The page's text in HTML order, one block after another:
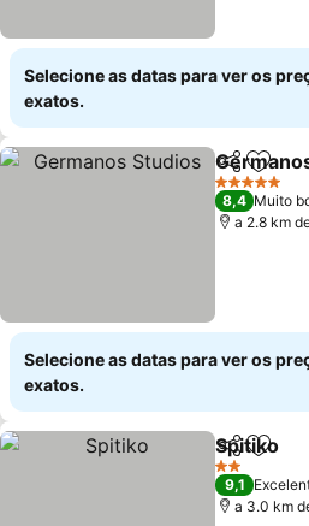
Selecione as datas para ver os
exatos.
Partilhar
5 Estrelas
8,4 Muito
a 2.8 km
Selecione as datas para ver os
exatos.
Partilhar
Spitiko
2 Estrelas
9,1
a 3.0 km